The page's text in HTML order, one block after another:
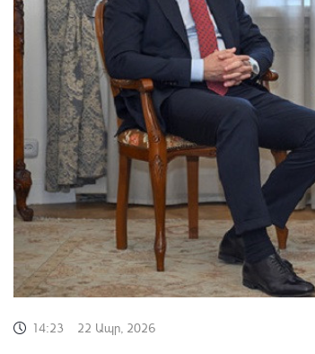
14:23 22 Ապր, 2026